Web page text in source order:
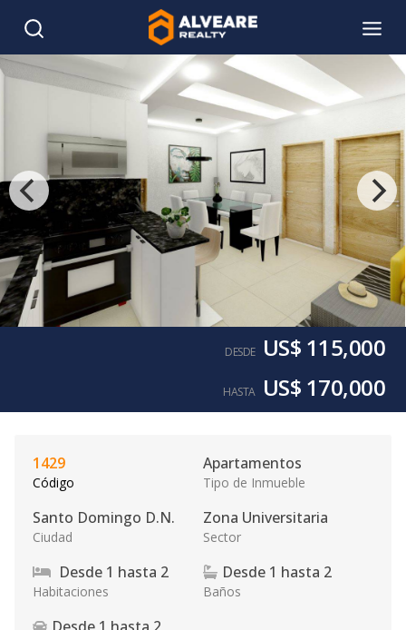
DESDE US$ 115,000
HASTA US$ 170,000
1429
Código
Apartamentos
Tipo de Inmueble
Santo Domingo D.N.
Ciudad
Zona Universitaria
Sector
Desde 1 hasta 2
Habitaciones
Desde 1 hasta 2
Baños